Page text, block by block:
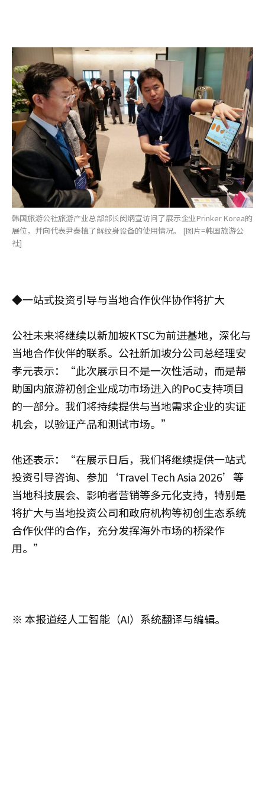
韩国旅游公社旅游产业总部部长闵炳宣访问了展示企业Prinker Korea的
展位，并向代表尹泰植了解纹身设备的使用情况。 [图片=韩国旅游公
社]
◆一站式投资引导与当地合作伙伴协作将扩大
公社未来将继续以新加坡KTSC为前进基地，深化与
当地合作伙伴的联系。公社新加坡分公司总经理安
孝元表示：“此次展示日不是一次性活动，而是帮
助国内旅游初创企业成功市场进入的PoC支持项目
的一部分。我们将持续提供与当地需求企业的实证
机会，以验证产品和测试市场。”
他还表示：“在展示日后，我们将继续提供一站式
投资引导咨询、参加‘Travel Tech Asia 2026’等
当地科技展会、影响者营销等多元化支持，特别是
将扩大与当地投资公司和政府机构等初创生态系统
合作伙伴的合作，充分发挥海外市场的桥梁作
用。”
※ 本报道经人工智能（AI）系统翻译与编辑。